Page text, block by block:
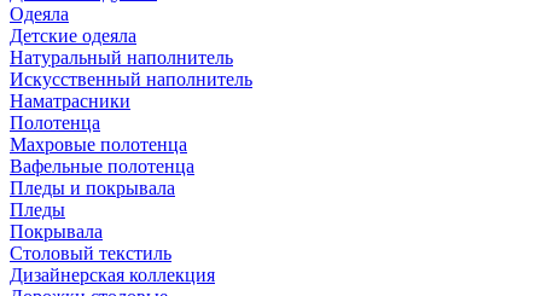
Одеяла
Детские одеяла
Натуральный наполнитель
Искуcственный наполнитель
Наматрасники
Полотенца
Махровые полотенца
Вафельные полотенца
Пледы и покрывала
Пледы
Покрывала
Столовый текстиль
Дизайнерская коллекция